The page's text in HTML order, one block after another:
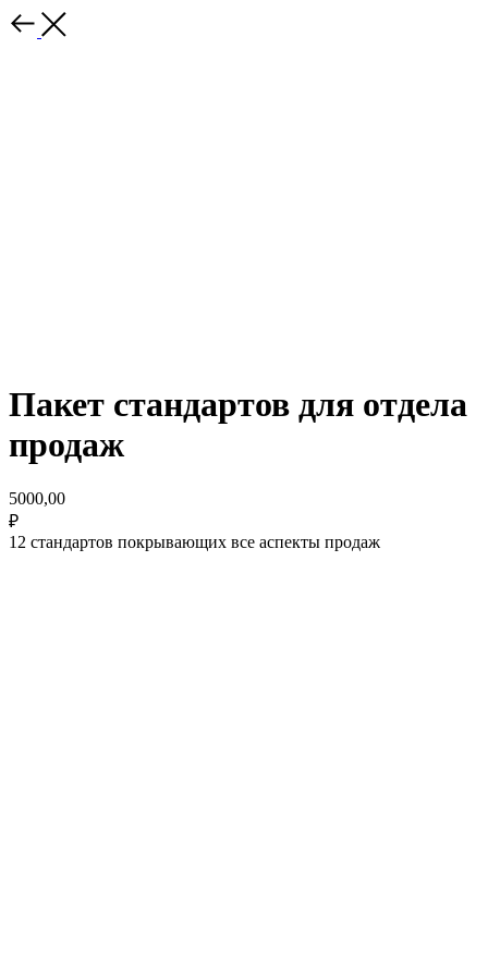
Пакет стандартов для отдела
продаж
5000,00
₽
12 стандартов покрывающих все аспекты продаж